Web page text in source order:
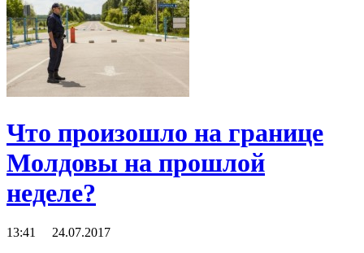
Что произошло на границе
Молдовы на прошлой
неделе?
13:41 24.07.2017